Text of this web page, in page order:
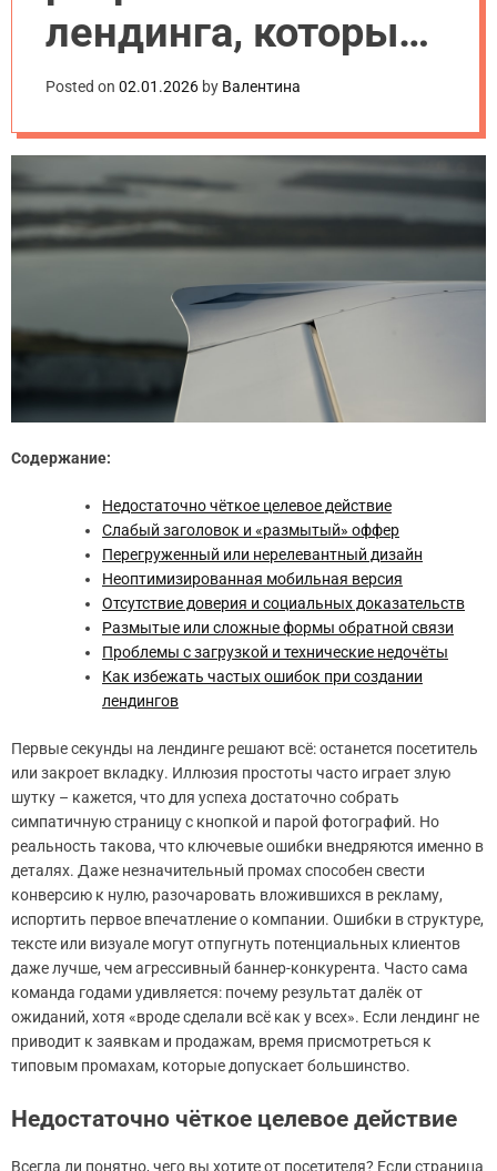
лендинга, которые
мешают продажам
Posted on 02.01.2026 by Валентина
Содержание:
Недостаточно чёткое целевое действие
Слабый заголовок и «размытый» оффер
Перегруженный или нерелевантный дизайн
Неоптимизированная мобильная версия
Отсутствие доверия и социальных доказательств
Размытые или сложные формы обратной связи
Проблемы с загрузкой и технические недочёты
Как избежать частых ошибок при создании
лендингов
Первые секунды на лендинге решают всё: останется посетитель
или закроет вкладку. Иллюзия простоты часто играет злую
шутку – кажется, что для успеха достаточно собрать
симпатичную страницу с кнопкой и парой фотографий. Но
реальность такова, что ключевые ошибки внедряются именно в
деталях. Даже незначительный промах способен свести
конверсию к нулю, разочаровать вложившихся в рекламу,
испортить первое впечатление о компании. Ошибки в структуре,
тексте или визуале могут отпугнуть потенциальных клиентов
даже лучше, чем агрессивный баннер-конкурента. Часто сама
команда годами удивляется: почему результат далёк от
ожиданий, хотя «вроде сделали всё как у всех». Если лендинг не
приводит к заявкам и продажам, время присмотреться к
типовым промахам, которые допускает большинство.
Недостаточно чёткое целевое действие
Всегда ли понятно, чего вы хотите от посетителя? Если страница